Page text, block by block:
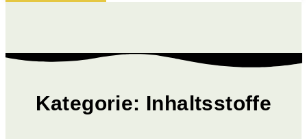
Kategorie: Inhaltsstoffe